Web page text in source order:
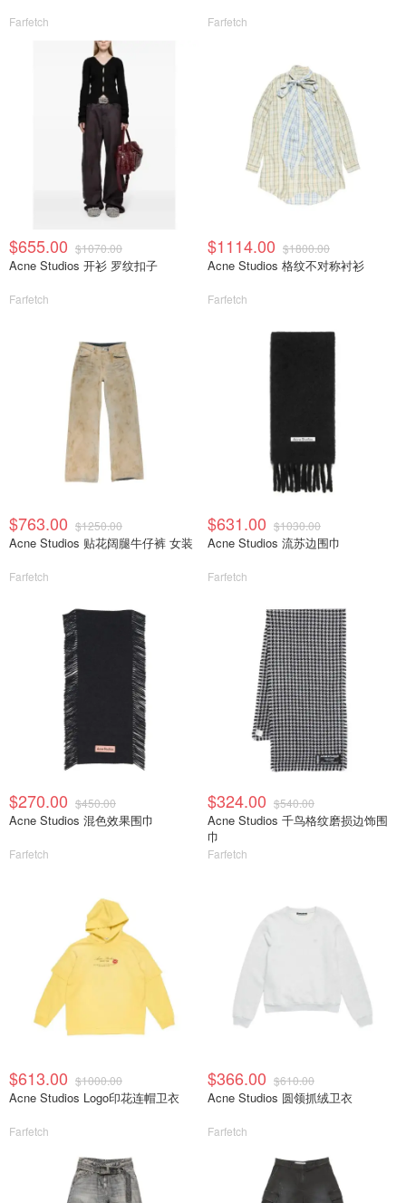
Farfetch Farfetch
$655.00 $1070.00
Acne Studios 开衫 罗纹扣子
Farfetch
$1114.00 $1800.00
Acne Studios 格纹不对称衬衫
Farfetch
$763.00 $1250.00
Acne Studios 贴花阔腿牛仔裤 女装
Farfetch
$631.00 $1030.00
Acne Studios 流苏边围巾
Farfetch
$270.00 $450.00
Acne Studios 混色效果围巾
Farfetch
$324.00 $540.00
Acne Studios 千鸟格纹磨损边饰围
巾
Farfetch
$613.00 $1000.00
Acne Studios Logo印花连帽卫衣
Farfetch
$366.00 $610.00
Acne Studios 圆领抓绒卫衣
Farfetch